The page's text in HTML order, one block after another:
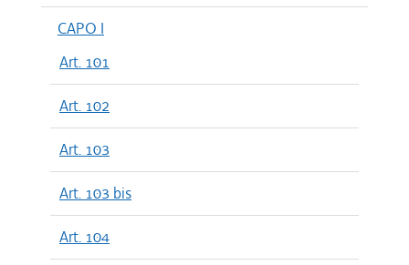
CAPO I
Art. 101
Art. 102
Art. 103
Art. 103 bis
Art. 104